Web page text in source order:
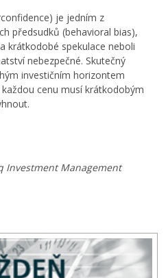
je jedním z
předsudků (behavioral bias),
krátkodobé spekulace neboli
nebezpečné. Skutečný
investičním horizontem
cenu musí krátkodobým
Investment Management